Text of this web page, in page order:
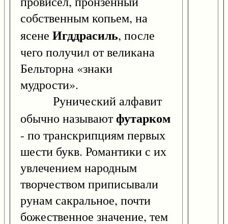
собственным копьем, на
ясене Игддрасиль, после
чего получил от великана
Бельторна «знаки
мудрости».
Рунический алфавит
обычно называютфутарком
- по транскрипциям первых
шести букв. Романтики с их
увлечением народным
творчеством приписывали
рунам сакральное, почти
божественное значение, тем